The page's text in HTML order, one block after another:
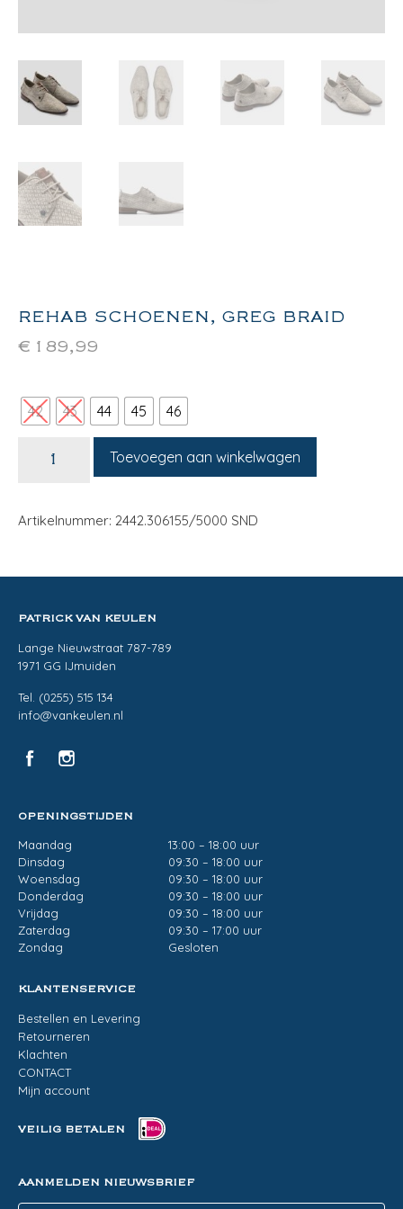
REHAB SCHOENEN, GREG BRAID
€ 189,99
42 43 44 45 46
Toevoegen aan winkelwagen
Artikelnummer: 2442.306155/5000 SND
PATRICK VAN KEULEN
Lange Nieuwstraat 787-789
1971 GG IJmuiden
Tel. (0255) 515 134
info@vankeulen.nl
OPENINGSTIJDEN
Maandag
13:00 – 18:00 uur
Dinsdag
09:30 – 18:00 uur
Woensdag
09:30 – 18:00 uur
Donderdag
09:30 – 18:00 uur
Vrijdag
09:30 – 18:00 uur
Zaterdag
09:30 – 17:00 uur
Zondag
Gesloten
KLANTENSERVICE
Bestellen en Levering
Retourneren
Klachten
CONTACT
Mijn account
VEILIG BETALEN
AANMELDEN NIEUWSBRIEF